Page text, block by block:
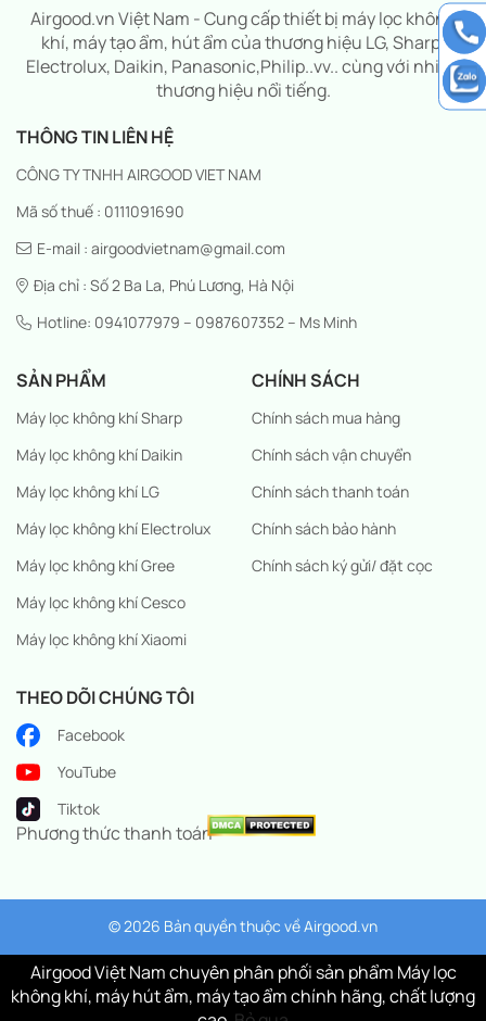
Airgood.vn Việt Nam - Cung cấp thiết bị máy lọc không
khí, máy tạo ẩm, hút ẩm của thương hiệu LG, Sharp,
Electrolux, Daikin, Panasonic,Philip..vv.. cùng với nhiều
thương hiệu nổi tiếng.
THÔNG TIN LIÊN HỆ
CÔNG TY TNHH AIRGOOD VIET NAM
Mã số thuế : 0111091690
E-mail : airgoodvietnam@gmail.com
Địa chỉ : Số 2 Ba La, Phú Lương, Hà Nội
Hotline: 0941077979 – 0987607352 – Ms Minh
SẢN PHẨM
Máy lọc không khí Sharp
Máy lọc không khí Daikin
Máy lọc không khí LG
Máy lọc không khí Electrolux
Máy lọc không khí Gree
Máy lọc không khí Cesco
Máy lọc không khí Xiaomi
CHÍNH SÁCH
Chính sách mua hàng
Chính sách vận chuyển
Chính sách thanh toán
Chính sách bảo hành
Chính sách ký gửi/ đặt cọc
THEO DÕI CHÚNG TÔI
Facebook
YouTube
Tiktok
Phương thức thanh toán
© 2026 Bản quyền thuộc vềAirgood.vn
Airgood Việt Nam chuyên phân phối sản phẩm Máy lọc
không khí, máy hút ẩm, máy tạo ẩm chính hãng, chất lượng